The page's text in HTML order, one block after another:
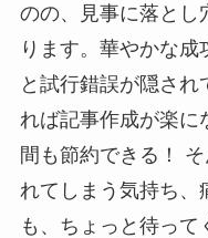
のの、見事に落とし
ります。華やかな
と試行錯誤が隠さ
れば記事作成が楽に
間も節約できる！
れてしまう気持ち、
も、ちょっと待っ